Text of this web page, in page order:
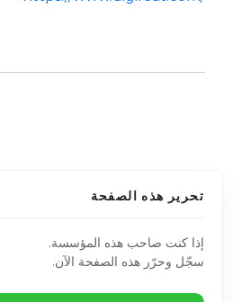
تحرير هذه الصفحة
إذا كنت صاحب هذه المؤسسة.
سجّل وحرّر هذه الصفحة الآن.